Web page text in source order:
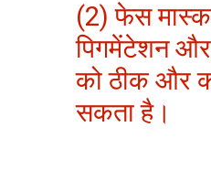
(2) फेस
पिगमेंटेशन
को ठीक और
सकता है।